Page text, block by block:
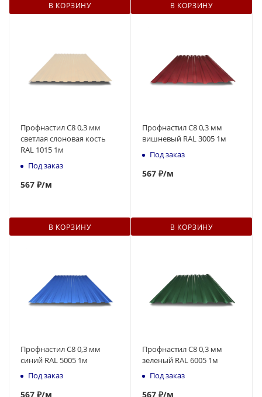
В КОРЗИНУ В КОРЗИНУ
Профнастил С8 0,3 мм
светлая слоновая кость
RAL 1015 1м
Под заказ
567 ₽/м
В КОРЗИНУ
Профнастил С8 0,3 мм
вишневый RAL 3005 1м
Под заказ
567 ₽/м
В КОРЗИНУ
Профнастил С8 0,3 мм
синий RAL 5005 1м
Под заказ
567 ₽/м
Профнастил С8 0,3 мм
зеленый RAL 6005 1м
Под заказ
567 ₽/м